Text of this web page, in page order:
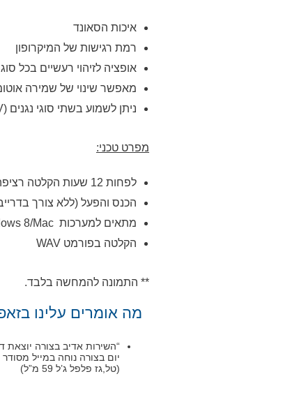
איכות הסאונד
רמת רגישות של המיקרופון
אופציה לזיהוי רעשיים בכל
מאפשר שינוי של שמירה
ניתן לשמוע בשתי סוגי נגנים (WAV או MP3)
מפרט טכני:
לפחות 12 שעות הקלטה רציפה לאחר כל טעינה מלאה.
הכנס והפעל (ללא צורך
מתאים למערכות Win2000 / XP/ME/NT/Windows 7/windows 8/Mac.
הקלטה בפורמט WAV
** התמונה להמחשה בלבד.
מה אומרים עלינו
“השירות אדיב בצורה
יום בצורה נוחה במייל
(טל,גז פלפל ג’ל 59 מ”ל)